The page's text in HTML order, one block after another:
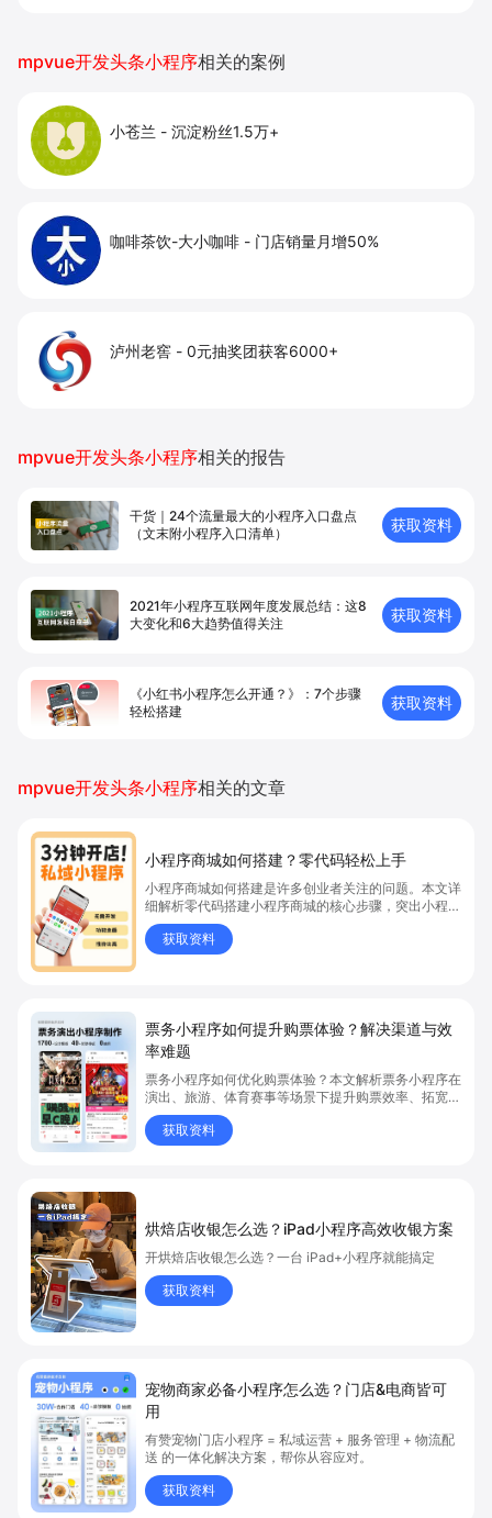
mpvue开发头条小程序相关的案例
小苍兰 - 沉淀粉丝1.5万+
咖啡茶饮-大小咖啡 - 门店销量月增50%
泸州老窖 - 0元抽奖团获客6000+
mpvue开发头条小程序相关的报告
干货｜24个流量最大的小程序入口盘点
（文末附小程序入口清单）
获取资料
2021年小程序互联网年度发展总结：这8
大变化和6大趋势值得关注
获取资料
《小红书小程序怎么开通？》：7个步骤
轻松搭建
获取资料
mpvue开发头条小程序相关的文章
小程序商城如何搭建？零代码轻松上手
小程序商城如何搭建是许多创业者关注的问题。本文详
细解析零代码搭建小程序商城的核心步骤，突出小程序
商城、商城搭建与零代码开店优势，帮助你轻松实现商
品上架、全渠道销售及高效会员运营，快速开启线上卖
货新模式。点击获取详细操作指南！
获取资料
票务小程序如何提升购票体验？解决渠道与效
率难题
票务小程序如何优化购票体验？本文解析票务小程序在
演出、旅游、体育赛事等场景下提升购票效率、拓宽销
售渠道、实现会员精准营销的具体方式。关键词包括
“票务小程序”、“购票体验”、“购票效率”。
获取资料
烘焙店收银怎么选？iPad小程序高效收银方案
开烘焙店收银怎么选？一台 iPad+小程序就能搞定
获取资料
宠物商家必备小程序怎么选？门店&电商皆可
用
有赞宠物门店小程序 = 私域运营 + 服务管理 + 物流配
送 的一体化解决方案，帮你从容应对。
获取资料